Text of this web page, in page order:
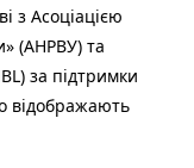
з Асоціацією
(АНРВУ) та
за підтримки
відображають